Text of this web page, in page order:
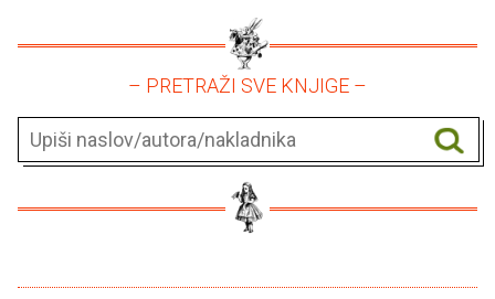
– PRETRAŽI SVE KNJIGE –